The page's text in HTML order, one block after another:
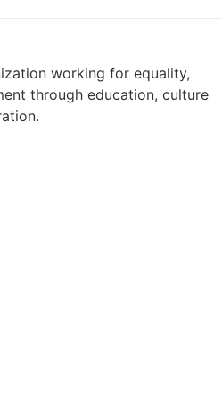
working for equality,
through education, culture